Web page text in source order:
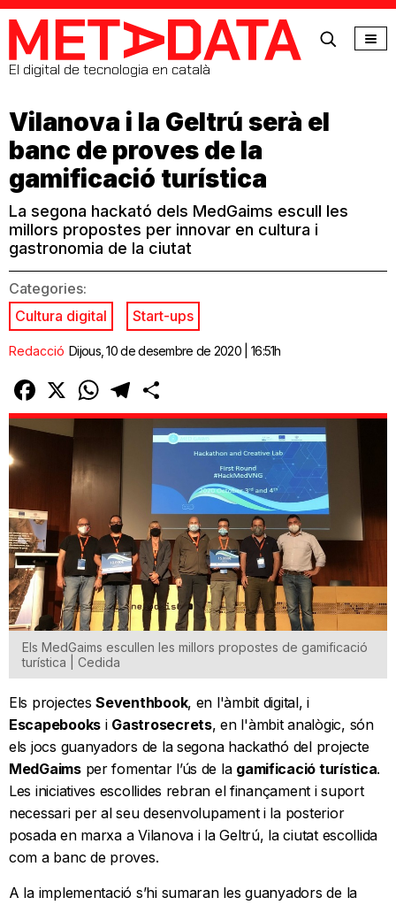
MetaData
El digital de tecnologia en català
Vilanova i la Geltrú serà el
banc de proves de la
gamificació turística
La segona hackató dels MedGaims escull les
millors propostes per innovar en cultura i
gastronomia de la ciutat
Categories:
Cultura digital
Start-ups
Redacció Dijous, 10 de desembre de 2020 | 16:51h
Facebook
X WhatsAppTelegram
Els MedGaims escullen les millors propostes de gamificació
turística | Cedida
Els projectesSeventhbook, en l'àmbit digital, i
Escapebooks i Gastrosecrets, en l'àmbit analògic, són
els jocs guanyadors de la segona hackathó del projecte
MedGaimsper fomentar l’ús de la gamificació turística.
Les iniciatives escollides rebran el finançament i suport
necessari per al seu desenvolupament i la posterior
posada en marxa a Vilanova i la Geltrú, la ciutat escollida
com a banc de proves.
A la implementació s’hi sumaran les guanyadors de la